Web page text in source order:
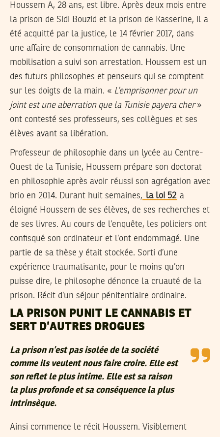
Houssem A, 28 ans, est libre. Après deux mois entre
la prison de Sidi Bouzid et la prison de Kasserine, il a
été acquitté par la justice, le 14 février 2017, dans
une affaire de consommation de cannabis. Une
mobilisation a suivi son arrestation. Houssem est un
des futurs philosophes et penseurs qui se comptent
sur les doigts de la main. « L’emprisonner pour un
joint est une aberration que la Tunisie payera cher»
ont contesté ses professeurs, ses collègues et ses
élèves avant sa libération.
Professeur de philosophie dans un lycée au Centre-
Ouest de la Tunisie, Houssem prépare son doctorat
en philosophie après avoir réussi son agrégation avec
brio en 2014. Durant huit semaines, la loi 52 a
éloigné Houssem de ses élèves, de ses recherches et
de ses livres. Au cours de l’enquête, les policiers ont
confisqué son ordinateur et l’ont endommagé. Une
partie de sa thèse y était stockée. Sorti d’une
expérience traumatisante, pour le moins qu’on
puisse dire, le philosophe dénonce la cruauté de la
prison. Récit d’un séjour pénitentiaire ordinaire.
LA PRISON PUNIT LE CANNABIS ET
SERT D’AUTRES DROGUES
La prison n’est pas isolée de la société
comme ils veulent nous faire croire. Elle est
son reflet le plus intime. Elle est sa raison
la plus profonde et sa conséquence la plus
intrinsèque.
Ainsi commence le récit Houssem. Visiblement